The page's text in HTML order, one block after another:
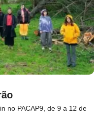
no PACAP9, de 9 a 12 de